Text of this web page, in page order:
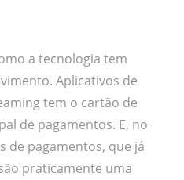
a tecnologia tem
Aplicativos de
tem o cartão de
de pagamentos. E, no
de pagamentos, que já
praticamente uma